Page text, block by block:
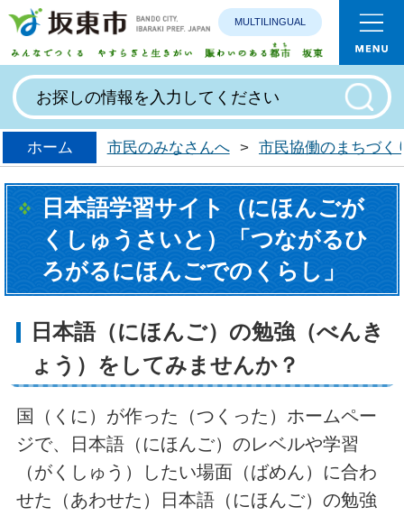
みんなで
MULTILINGUAL
ホーム 市民のみなさんへ > 市民協働のまちづく
日本語学習サイト（にほんごが
くしゅうさいと）「つながるひ
ろがるにほんごでのくらし」
日本語（にほんご）の勉強（べんき
ょう）をしてみませんか？
国（くに）が作った（つくった）ホームペー
ジで、日本語（にほんご）のレベルや学習
（がくしゅう）したい場面（ばめん）に合わ
せた（あわせた）日本語（にほんご）の勉強